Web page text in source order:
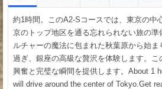
約1時間。このA2-Sコースでは、東京の中
京のトップ地区を通る忘れられない旅の準
ルチャーの魔法に包まれた秋葉原から始ま
過ぎ、銀座の高級な贅沢を体験します。
興奮と完璧な瞬間を提供します。About 1
will drive around the center of Tokyo.Get